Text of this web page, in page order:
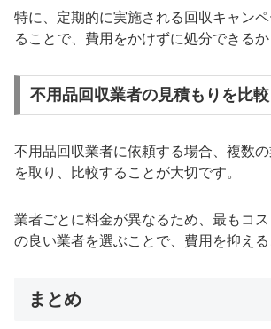
特に、定期的に実施される回収キャン
ることで、費用をかけずに処分できるか
不用品回収業者の見積もりを比較
不用品回収業者に依頼する場合、複数
を取り、比較することが大切です。
業者ごとに料金が異なるため、最もコ
の良い業者を選ぶことで、費用を抑える
まとめ